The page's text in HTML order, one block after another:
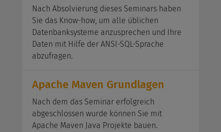
Nach Absolvierung dieses Seminars haben
Sie das Know-how, um alle üblichen
Datenbanksysteme anzusprechen und Ihre
Daten mit Hilfe der ANSI-SQL-Sprache
abzufragen.
Apache Maven Grundlagen
Nach dem das Seminar erfolgreich
abgeschlossen wurde können Sie mit
Apache Maven Java Projekte bauen.